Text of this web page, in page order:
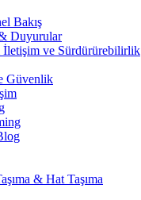
Bakış
Duyurular
İletişim ve Sürdürürebilirlik
Güvenlik
& Hat Taşıma